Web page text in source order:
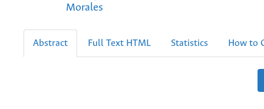
Morales
Abstract Full Text HTML Statistics How to